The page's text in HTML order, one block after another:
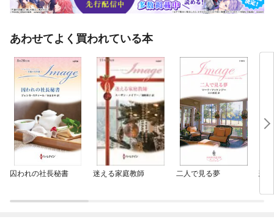
あわせてよく買われている本
囚われの社長秘書 迷える家庭教師 二人で見る夢
悲
選】